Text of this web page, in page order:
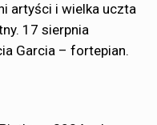
artyści i wielka uczta
17 sierpnia
Garcia – fortepian.